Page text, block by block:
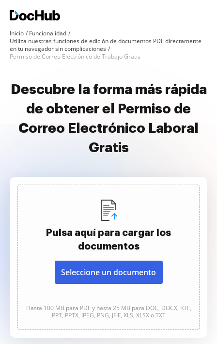
Inicio
Funcionalidad
Utiliza nuestras funciones de edición de documentos PDF directamente
en tu navegador sin complicaciones
Permiso de Correo Electrónico de Trabajo Gratis
Descubre la forma más rápida
de obtener el Permiso de
Correo Electrónico Laboral
Gratis
Pulsa aquí para cargar los
documentos
Seleccione un documento
Hasta 100 MB para PDF y hasta 25 MB para DOC, DOCX, RTF,
PPT, PPTX, JPEG, PNG, JFIF, XLS, XLSX o TXT